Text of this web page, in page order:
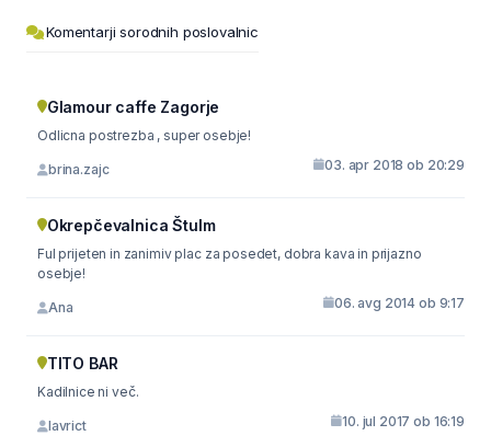
Komentarji sorodnih poslovalnic
Glamour caffe Zagorje
Odlicna postrezba , super osebje!
brina.zajc 03. apr 2018 ob 20:29
Okrepčevalnica Štulm
Ful prijeten in zanimiv plac za posedet, dobra kava in prijazno
osebje!
Ana 06. avg 2014 ob 9:17
TITO BAR
Kadilnice ni več.
lavrict 10. jul 2017 ob 16:19